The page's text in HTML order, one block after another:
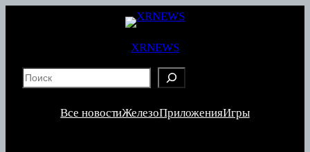
XRNEWS
Все новостиЖелезоПриложенияИгры